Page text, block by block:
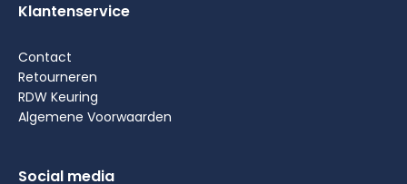
Klantenservice
Contact
Retourneren
RDW Keuring
Algemene Voorwaarden
Social media